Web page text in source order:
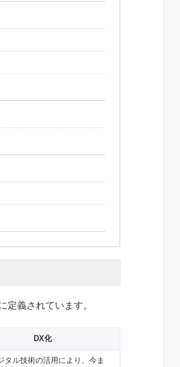
定義されています。
DX化
タル技術の活用により、今ま